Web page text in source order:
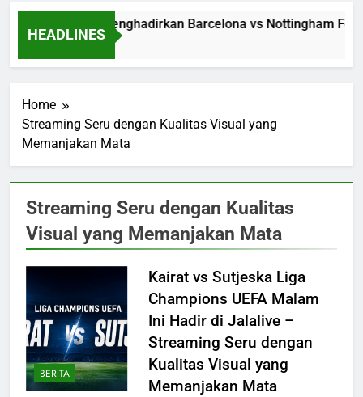
HEADLINES
Jalalive Menghadirkan Barcelona vs Nottingham
20 Hours Ago
Home
Streaming Seru dengan Kualitas Visual yang
Memanjakan Mata
Streaming Seru dengan Kualitas
Visual yang Memanjakan Mata
BERITA
Kairat vs Sutjeska Liga
Champions UEFA Malam
Ini Hadir di Jalalive –
Streaming Seru dengan
Kualitas Visual yang
Memanjakan Mata